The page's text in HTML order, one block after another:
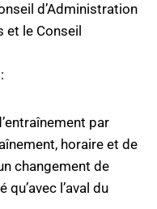
d’Administration
le Conseil
par
horaire et de
changement de
l’aval du